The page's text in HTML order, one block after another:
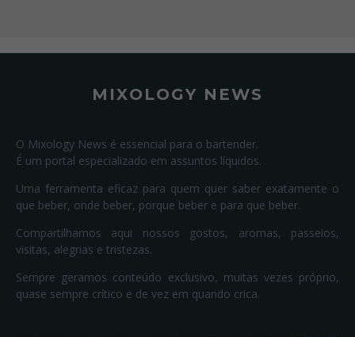
MIXOLOGY NEWS
O Mixology News é essencial para o bartender.
É um portal especializado em assuntos líquidos.
Uma ferramenta eficaz para quem quer saber exatamente o
que beber, onde beber, porque beber e para que beber.
Compartilhamos aqui nossos gostos, aromas, passeios,
visitas, alegrias e tristezas.
Sempre geramos conteúdo exclusivo, muitas vezes próprio,
quase sempre crítico e de vez em quando crica.